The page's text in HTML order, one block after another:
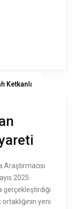
Ketkanlı
2025
gerçekleştirdiği
yeni